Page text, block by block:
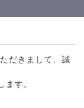
だきまして、誠
ます。